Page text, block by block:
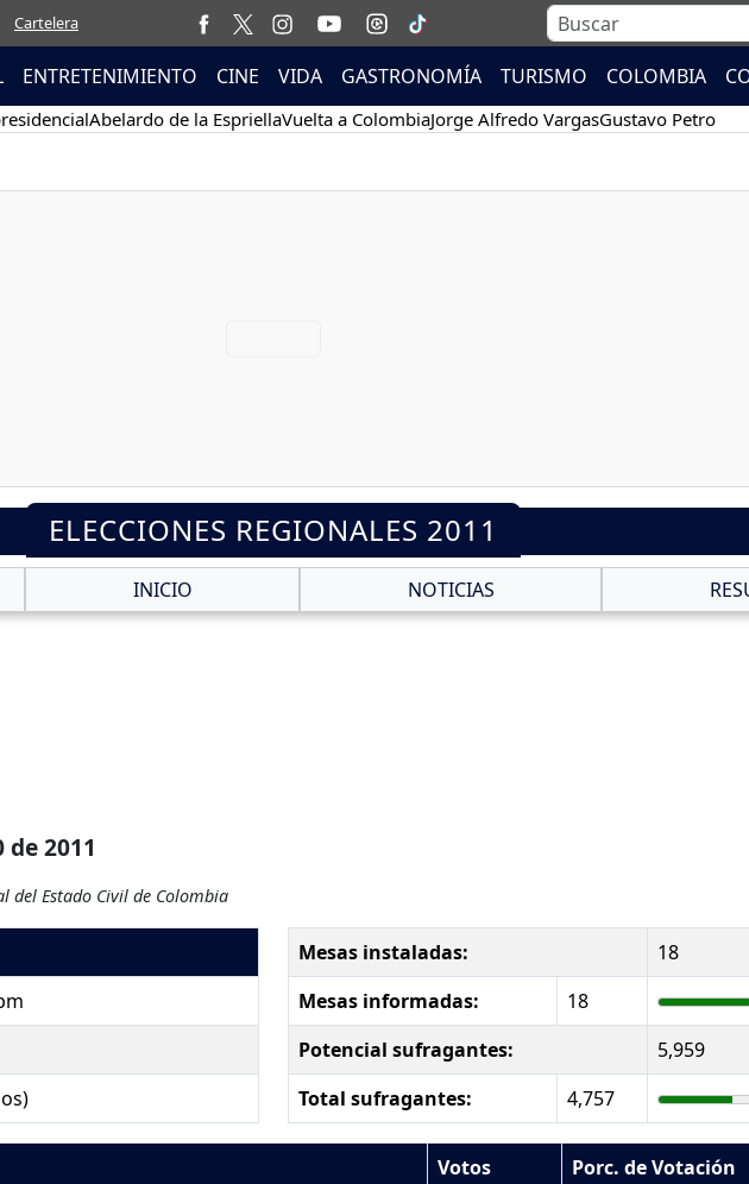
Cartelera
ENTRETENIMIENTO CINE VIDA GASTRONOMÍA TURISMO COLOMBIA
Abelardo de la EspriellaVuelta a ColombiaJorge Alfredo VargasGustavo Petro
ELECCIONES REGIONALES 2011
INICIO NOTICIAS
2011
del Estado Civil de Colombia
Mesas instaladas:
18
Mesas informadas:
18
Potencial sufragantes:
5,959
Total sufragantes:
4,757
Votos
Porc. de Votación